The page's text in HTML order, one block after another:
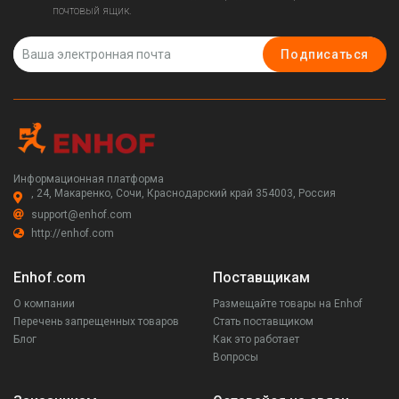
почтовый ящик.
Подписаться
Информационная платформа
, 24, Макаренко, Сочи, Краснодарский край 354003, Россия
support@enhof.com
http://enhof.com
Enhof.com
О компании
Перечень запрещенных товаров
Блог
Поставщикам
Размещайте товары на Enhof
Стать поставщиком
Как это работает
Вопросы